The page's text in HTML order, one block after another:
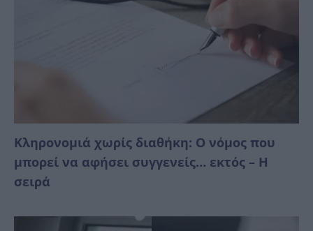
Κληρονομιά χωρίς διαθήκη: Ο νόμος που
μπορεί να αφήσει συγγενείς… εκτός – Η
σειρά